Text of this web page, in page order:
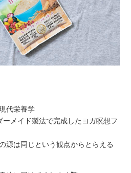
代栄養学
メイド製法で完成したヨガ瞑想フ
源は同じという観点からとらえる